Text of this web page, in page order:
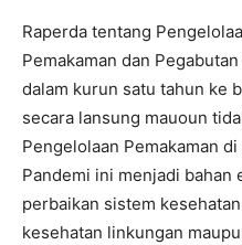
Raperda tentang
Pemakaman dan
dalam kurun satu tahun ke
secara lansung mauoun
Pengelolaan Pemakaman
Pandemi ini menjadi bahan
perbaikan sistem
kesehatan linkungan